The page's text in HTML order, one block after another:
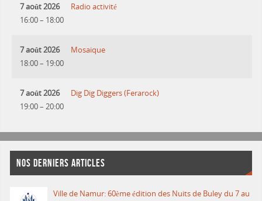
7 août 2026
16:00– 18:00
Radio activité
7 août 2026
18:00– 19:00
Mosaique
7 août 2026
19:00– 20:00
Dig Dig Diggers (Ferarock)
NOS DERNIERS ARTICLES
Ville de Namur: 60ème édition des Nuits de Buley du 7 au